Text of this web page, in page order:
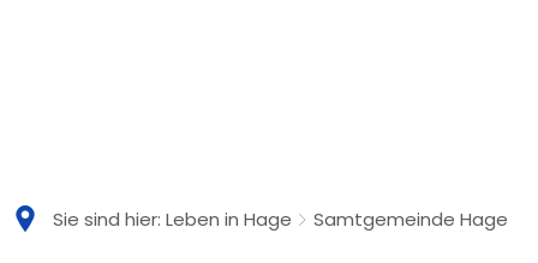
Sie sind hier: Leben in Hage Samtgemeinde Hage